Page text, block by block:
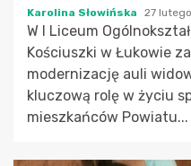
Karolina Słowińska 27
W I Liceum
Kościuszki w Łukowie
modernizację auli
kluczową rolę w życiu
mieszkańców Powiatu...